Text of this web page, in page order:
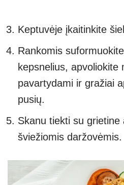
Keptuvėje įkaitinkite
Rankomis
kepsnelius, apvoliokite
pavartydami ir gražiai
pusių.
Skanu tiekti su
šviežiomis daržovėmis.